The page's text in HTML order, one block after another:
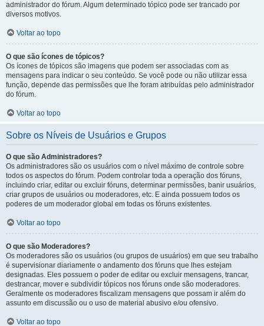
administrador do fórum. Algum determinado tópico pode ser trancado por
diversos motivos.
Voltar ao topo
O que são ícones de tópicos?
Os ícones de tópicos são imagens que podem ser associadas com as
mensagens para indicar o seu conteúdo. Se você pode ou não utilizar essa
função, depende das permissões que lhe foram atribuídas pelo administrador
do fórum.
Voltar ao topo
Sobre os Níveis de Usuários e Grupos
O que são Administradores?
Os administradores são os usuários com o nível máximo de controle sobre
todos os aspectos do fórum. Podem controlar toda a operação dos fóruns,
incluindo criar, editar ou excluir fóruns, determinar permissões, banir usuários,
criar grupos de usuários ou moderadores, etc. E ainda possuem todos os
poderes de um moderador global em todas os fóruns existentes.
Voltar ao topo
O que são Moderadores?
Os moderadores são os usuários (ou grupos de usuários) em que seu trabalho
é supervisionar diariamente o andamento dos fóruns que lhes estejam
designadas. Eles possuem o poder de editar ou excluir mensagens, trancar,
destrancar, mover e subdividir tópicos nos fóruns onde são moderadores.
Geralmente os moderadores fiscalizam mensagens que possam ir além do
assunto em discussão ou o uso de material abusivo e/ou ofensivo.
Voltar ao topo